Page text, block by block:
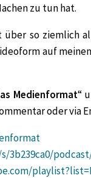
zu tun hat.
über so ziemlich
auf
Medienformat“
oder via
3b239ca0/